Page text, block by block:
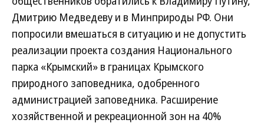
Дмитрию Медведеву и в Минприроды РФ. Они
попросили вмешаться в ситуацию и не допустить
реализации проекта создания Национального
парка «Крымский» в границах Крымского
природного заповедника, одобренного
администрацией заповедника. Расширение
хозяйственной и рекреационной зон на 40%